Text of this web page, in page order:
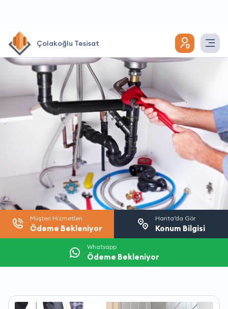
Çolakoğlu Tesisat
Müşteri Hizmetleri
Ödeme Bekleniyor
Harita’da Gör
Konum Bilgisi
Whatsapp
Ödeme Bekleniyor